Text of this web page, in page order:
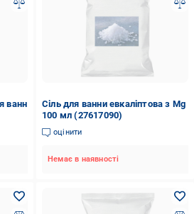
ванн
Сіль для ванни евкаліптова з Mg
100 мл (27617090)
оцінити
Немає в наявності